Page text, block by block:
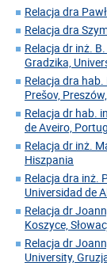
Relacja dra
Relacja dra
Relacja dr inż.
Gradzika,
Relacja dra
Prešov,
Relacja dr hab.
de Aveiro,
Relacja dr inż.
Hiszpania
Relacja dra inż.
Universidad de
Relacja dr
Koszyce,
Relacja dr
University,